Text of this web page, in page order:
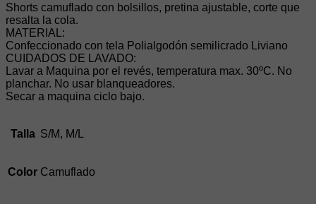
Shorts camuflado con bolsillos, pretina ajustable, corte que
resalta la cola.
MATERIAL:
Confeccionado con tela Polialgodón semilicrado Liviano
CUIDADOS DE LAVADO:
Lavar a Maquina por el revés, temperatura max. 30ºC. No
planchar. No usar blanqueadores.
Secar a maquina ciclo bajo.
Talla S/M, M/L
Color Camuflado